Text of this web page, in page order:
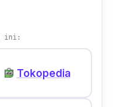
ini:
Tokopedia